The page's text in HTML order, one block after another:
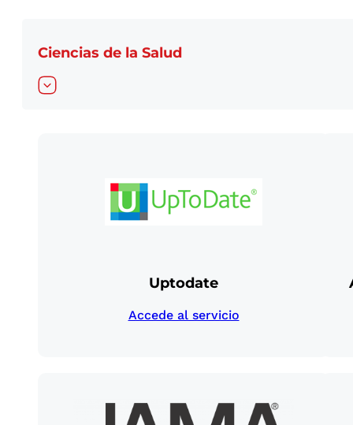
Ciencias de la Salud
Uptodate
Accede al servicio